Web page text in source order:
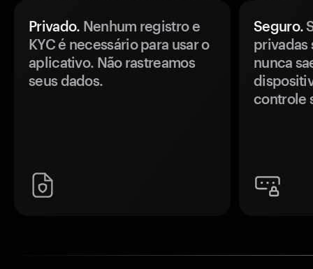
Privado. Nenhum registro e
KYC é necessário para usar o
aplicativo. Não rastreamos
seus dados.
Seguro.
privadas
nunca
controle